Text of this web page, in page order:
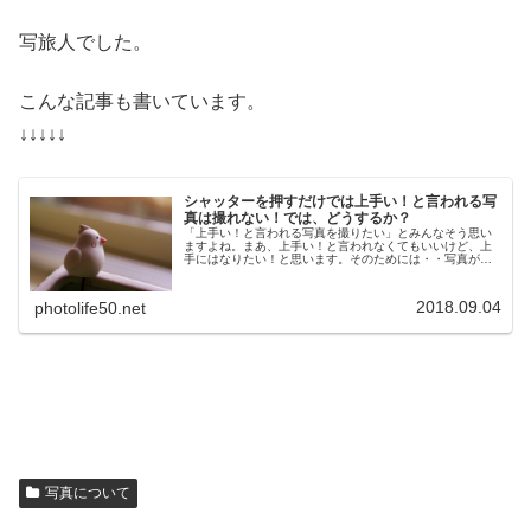
写旅人でした。
こんな記事も書いています。
↓↓↓↓↓
シャッターを押すだけでは上手い！と言われる写
真は撮れない！では、どうするか？
「上手い！と言われる写真を撮りたい」とみんなそう思い
ますよね。まあ、上手い！と言われなくてもいいけど、上
手にはなりたい！と思います。そのためには・・写真が上
photolife50.net 2018.09.04
写真について